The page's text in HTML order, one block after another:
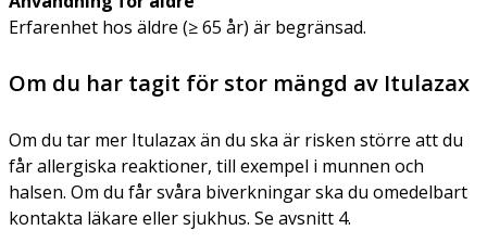
Erfarenhet hos äldre (≥ 65 år) är begränsad.
Om du har tagit för stor mängd av Itulazax
Om du tar mer Itulazax än du ska är risken större att du
får allergiska reaktioner, till exempel i munnen och
halsen. Om du får svåra biverkningar ska du omedelbart
kontakta läkare eller sjukhus. Se avsnitt 4.